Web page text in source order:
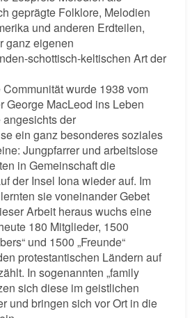
geprägte Folklore, Melodien
und anderen Erdteilen,
ganz eigenen
schottisch-keltischen Art der
wurde 1938 vom
George MacLeod ins Leben
der
ein ganz besonderes soziales
Jungpfarrer und arbeitslose
in Gemeinschaft die
der Insel Iona wieder auf. Im
sie voneinander Gebet
Arbeit heraus wuchs eine
180 Mitglieder, 1500
und 1500 „Freunde“
protestantischen Ländern auf
In sogenannten „family
sich diese im geistlichen
und bringen sich vor Ort in die